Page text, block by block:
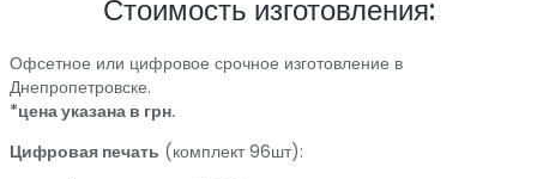
Стоимость изготовления:
Офсетное или цифровое срочное изготовление в
Днепропетровске.
*цена указана в грн.
Цифровая печать (комплект 96шт):